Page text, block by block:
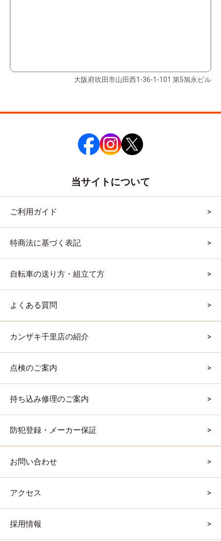
大阪府吹田市山田西1-36-1-101 第5旭永ビル
当サイトについて
ご利用ガイド
特商法に基づく表記
自転車の送り方・組立て方
よくある質問
カンザキ千里店の紹介
点検のご案内
持ち込み修理のご案内
防犯登録・メーカー保証
お問い合わせ
アクセス
採用情報